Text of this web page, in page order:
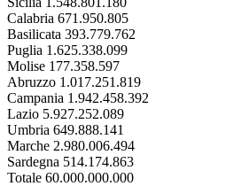
Calabria 671.950.805
Basilicata 393.779.762
Puglia 1.625.338.099
Molise 177.358.597
Abruzzo 1.017.251.819
Campania 1.942.458.392
Lazio 5.927.252.089
Umbria 649.888.141
Marche 2.980.006.494
Sardegna 514.174.863
Totale 60.000.000.000